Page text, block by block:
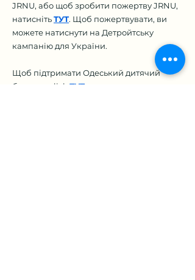
JRNU, або щоб зробити пожертву JRNU,
натиснітьТУТ. Щоб пожертвувати, ви
можете натиснути на Детройтську
кампанію для України.
Щоб підтримати Одеський дитячий
будинок click ТУТ.